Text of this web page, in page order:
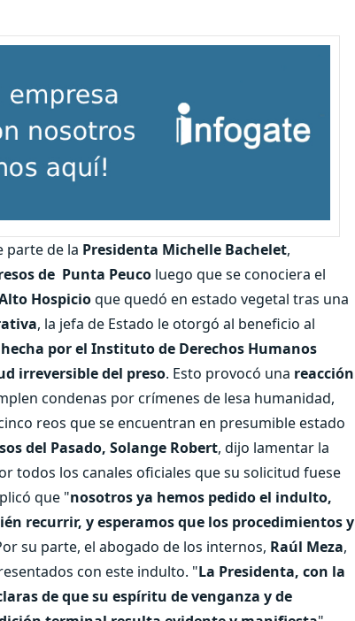
parte de la Presidenta Michelle Bachelet,
de Punta Peuco luego que se conociera el
Hospicioque quedó en estado vegetal tras una
, la jefa de Estado le otorgó al beneficio al
por el Instituto de Derechos Humanos
irreversible del preso. Esto provocó una reacción
condenas por crímenes de lesa humanidad,
reos que se encuentran en presumible estado
del Pasado, Solange Robert, dijo lamentar la
todos los canales oficiales que su solicitud fuese
que "nosotros ya hemos pedido el indulto,
recurrir, y esperamos que los procedimientos y
su parte, el abogado de los internos, Raúl Meza,
con este indulto. "La Presidenta, con la
de que su espíritu de venganza y de